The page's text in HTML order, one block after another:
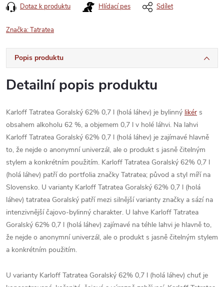
Dotaz k produktu Hlídací pes Sdílet
Značka:Tatratea
Popis produktu
Detailní popis produktu
Karloff Tatratea Goralský 62% 0,7 l (holá láhev) je bylinný likér s
obsahem alkoholu 62 %, a objemem 0,7 l v holé láhvi. Na lahvi
Karloff Tatratea Goralský 62% 0,7 l (holá láhev) je zajímavé hlavně
to, že nejde o anonymní univerzál, ale o produkt s jasně čitelným
stylem a konkrétním použitím. Karloff Tatratea Goralský 62% 0,7 l
(holá láhev) patří do portfolia značky Tatratea; původ a styl míří na
Slovensko. U varianty Karloff Tatratea Goralský 62% 0,7 l (holá
láhev) tatratea Goralský patří mezi silnější varianty značky a sází na
intenzivnější čajovo-bylinný charakter. U lahve Karloff Tatratea
Goralský 62% 0,7 l (holá láhev) zajímavé na téhle lahvi je hlavně to,
že nejde o anonymní univerzál, ale o produkt s jasně čitelným stylem
a konkrétním použitím.
U varianty Karloff Tatratea Goralský 62% 0,7 l (holá láhev) chuť je